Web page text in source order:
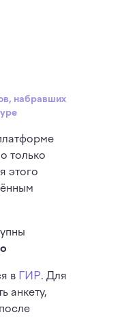
набравших
только
этого
в ГИР. Для
анкету,